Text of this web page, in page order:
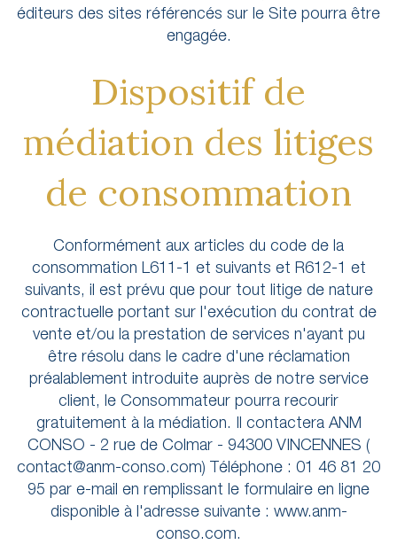
éditeurs des sites référencés sur le Site pourra être
engagée.
Dispositif de
médiation des litiges
de consommation
Conformément aux articles du code de la
consommation L611-1 et suivants et R612-1 et
suivants, il est prévu que pour tout litige de nature
contractuelle portant sur l'exécution du contrat de
vente et/ou la prestation de services n'ayant pu
être résolu dans le cadre d'une réclamation
préalablement introduite auprès de notre service
client, le Consommateur pourra recourir
gratuitement à la médiation. Il contactera ANM
CONSO - 2 rue de Colmar - 94300 VINCENNES (
contact@anm-conso.com) Téléphone : 01 46 81 20
95 par e-mail en remplissant le formulaire en ligne
disponible à l'adresse suivante : www.anm-
conso.com.